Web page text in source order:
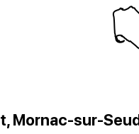
Mornac-sur-